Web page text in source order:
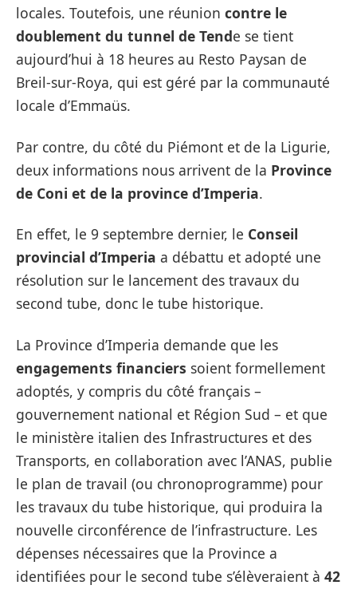
locales. Toutefois, une réunion contre le
doublement du tunnel de Tende se tient
aujourd’hui à 18 heures au Resto Paysan de
Breil-sur-Roya, qui est géré par la communauté
locale d’Emmaüs.
Par contre, du côté du Piémont et de la Ligurie,
deux informations nous arrivent de la Province
de Coni et de la province d’Imperia.
En effet, le 9 septembre dernier, le Conseil
provincial d’Imperia a débattu et adopté une
résolution sur le lancement des travaux du
second tube, donc le tube historique.
La Province d’Imperia demande que les
engagements financiers soient formellement
adoptés, y compris du côté français –
gouvernement national et Région Sud – et que
le ministère italien des Infrastructures et des
Transports, en collaboration avec l’ANAS, publie
le plan de travail (ou chronoprogramme) pour
les travaux du tube historique, qui produira la
nouvelle circonférence de l’infrastructure. Les
dépenses nécessaires que la Province a
identifiées pour le second tube s’élèveraient à 42